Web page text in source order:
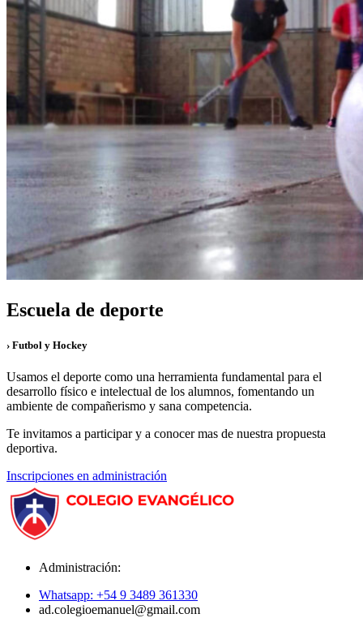
Escuela de deporte
› Futbol y Hockey
Usamos el deporte como una herramienta fundamental para el
desarrollo físico e intelectual de los alumnos, fomentando un
ambiente de compañerismo y sana competencia.
Te invitamos a participar y a conocer mas de nuestra propuesta
deportiva.
Inscripciones en administración
Administración:
Whatsapp: +54 9 3489 361330
ad.colegioemanuel@gmail.com